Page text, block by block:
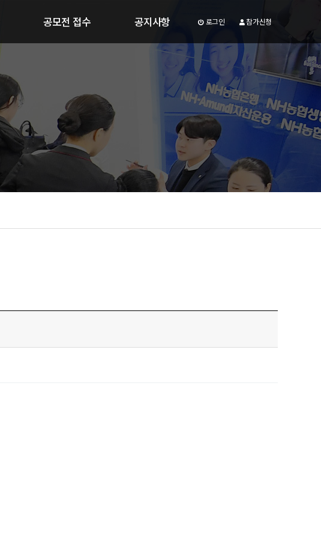
공모전 접수
공모전 공지사항
공지사항
문의하기
로그인 참가신청